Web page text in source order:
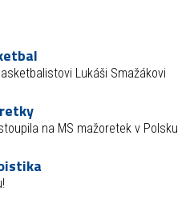
Lukáši Smažákovi
na MS mažoretek v Polsku